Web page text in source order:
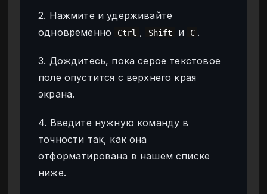
2. Нажмите и удерживайте
одновременно
Ctrl , Shift и C .
3. Дождитесь, пока серое текстовое
поле опустится с верхнего края
экрана.
4. Введите нужную команду в
точности так, как она
отформатирована в нашем списке
ниже.